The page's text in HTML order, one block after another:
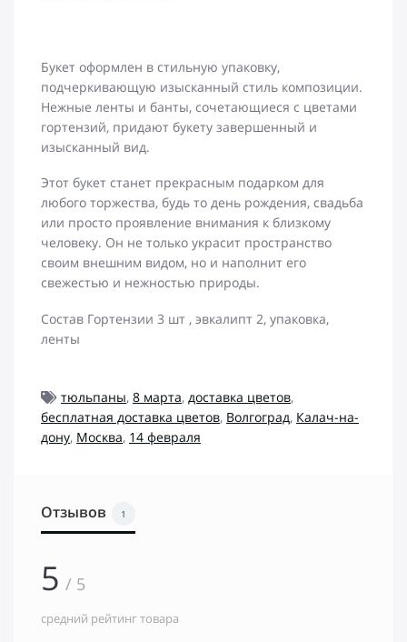
Букет оформлен в стильную упаковку,
подчеркивающую изысканный стиль композиции.
Нежные ленты и банты, сочетающиеся с цветами
гортензий, придают букету завершенный и
изысканный вид.
Этот букет станет прекрасным подарком для
любого торжества, будь то день рождения, свадьба
или просто проявление внимания к близкому
человеку. Он не только украсит пространство
своим внешним видом, но и наполнит его
свежестью и нежностью природы.
Состав Гортензии 3 шт , эвкалипт 2, упаковка,
ленты
тюльпаны, 8 марта, доставка цветов,
бесплатная доставка цветов, Волгоград, Калач-на-
дону, Москва, 14 февраля
Отзывов 1
5 / 5
средний рейтинг товара